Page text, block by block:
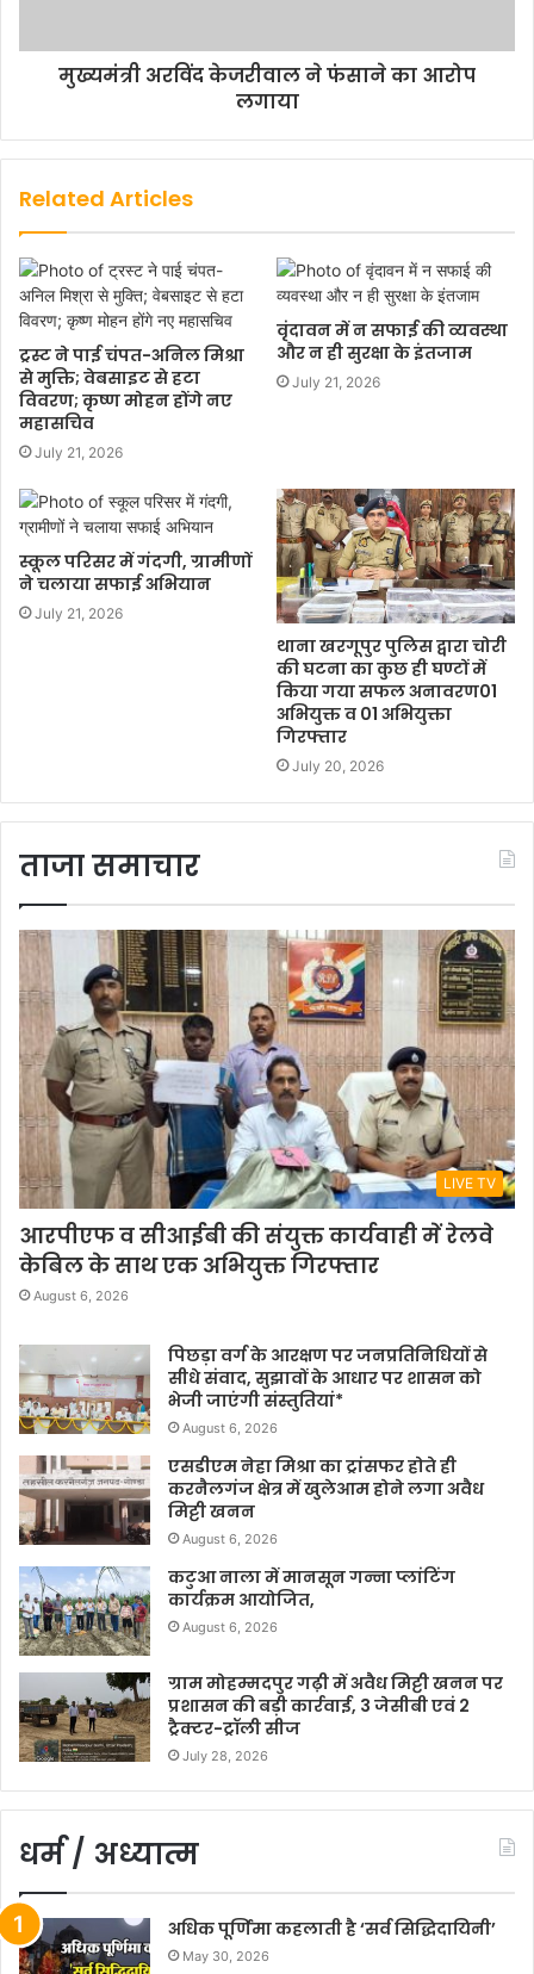
मुख्यमंत्री अरविंद केजरीवाल ने फंसाने का आरोप
लगाया
Related Articles
ट्रस्ट ने पाई चंपत-अनिल मिश्रा
से मुक्ति; वेबसाइट से हटा
विवरण; कृष्ण मोहन होंगे नए
महासचिव
July 21, 2026
वृंदावन में न सफाई की व्यवस्था
और न ही सुरक्षा के इंतजाम
July 21, 2026
स्कूल परिसर में गंदगी, ग्रामीणों
ने चलाया सफाई अभियान
July 21, 2026
थाना खरगूपुर पुलिस द्वारा चोरी
की घटना का कुछ ही घण्टों में
किया गया सफल अनावरण01
अभियुक्त व 01 अभियुक्ता
गिरफ्तार
July 20, 2026
ताजा समाचार
LIVE TV
आरपीएफ व सीआईबी की संयुक्त कार्यवाही में रेलवे
केबिल के साथ एक अभियुक्त गिरफ्तार
August 6, 2026
पिछड़ा वर्ग के आरक्षण पर जनप्रतिनिधियों से
सीधे संवाद, सुझावों के आधार पर शासन को
भेजी जाएंगी संस्तुतियां*
August 6, 2026
एसडीएम नेहा मिश्रा का ट्रांसफर होते ही
करनैलगंज क्षेत्र में खुलेआम होने लगा अवैध
मिट्टी खनन
August 6, 2026
कटुआ नाला में मानसून गन्ना प्लांटिंग
कार्यक्रम आयोजित,
August 6, 2026
ग्राम मोहम्मदपुर गढ़ी में अवैध मिट्टी खनन पर
प्रशासन की बड़ी कार्रवाई, 3 जेसीबी एवं 2
ट्रैक्टर-ट्रॉली सीज
July 28, 2026
धर्म / अध्यात्म
अधिक पूर्णिमा कहलाती है ‘सर्व सिद्धिदायिनी’
May 30, 2026